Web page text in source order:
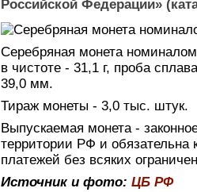
Российской Федерации»
Серебряная монета
в чистоте - 31,1 г, проба
39,0 мм.
Тираж монеты - 3,0 тыс. штук.
Выпускаемая монета -
территории РФ и
платежей без всяких
Источник и фото:ЦБ РФ